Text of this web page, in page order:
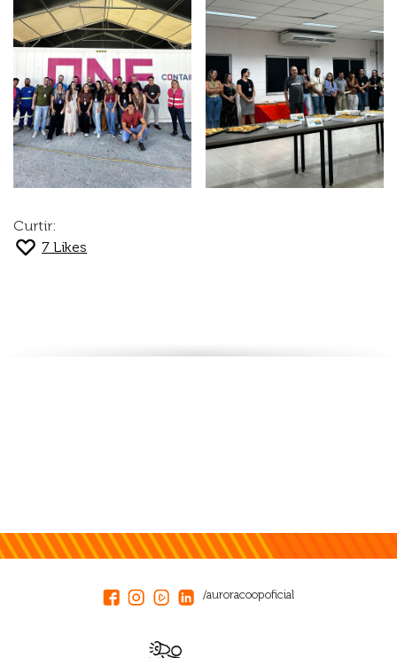
Curtir:
7 Likes
/auroracoopoficial